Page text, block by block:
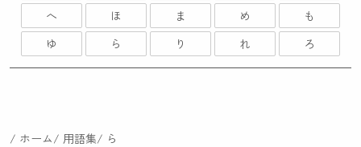
へ
ほ ま め
も
ゆ
ら り れ ろ
ホーム 用語集 ら